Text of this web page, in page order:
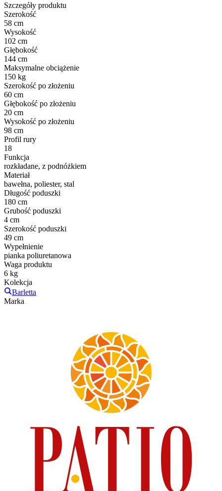
Szczegóły produktu
Szerokość
58 cm
Wysokość
102 cm
Głębokość
144 cm
Maksymalne obciążenie
150 kg
Szerokość po złożeniu
60 cm
Głębokość po złożeniu
20 cm
Wysokość po złożeniu
98 cm
Profil rury
18
Funkcja
rozkładane, z podnóżkiem
Materiał
bawełna, poliester, stal
Długość poduszki
180 cm
Grubość poduszki
4 cm
Szerokość poduszki
49 cm
Wypełnienie
pianka poliuretanowa
Waga produktu
6 kg
Kolekcja
Barletta
Marka